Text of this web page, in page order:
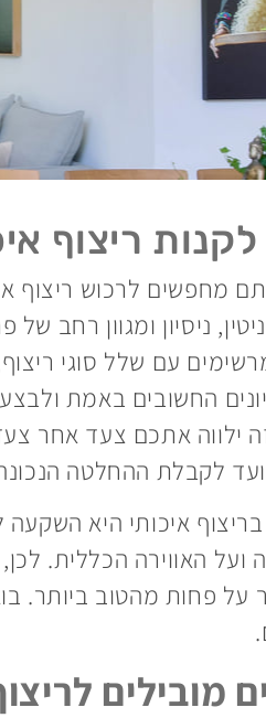
ריצוף
מחפשים לרכוש ריצוף
עם שלל סוגי
החשובים באמת
ילווה אתכם צעד אחר
לקבלת ההחלטה
איכותי היא
ועל האווירה הכללית.
פחות מהטוב ביותר.
מובילים